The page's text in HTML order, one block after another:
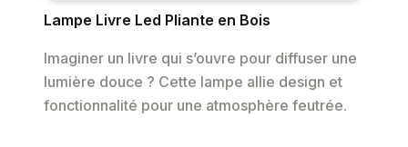
Lampe Livre Led Pliante en Bois
Imaginer un livre qui s’ouvre pour diffuser une
lumière douce ? Cette lampe allie design et
fonctionnalité pour une atmosphère feutrée.